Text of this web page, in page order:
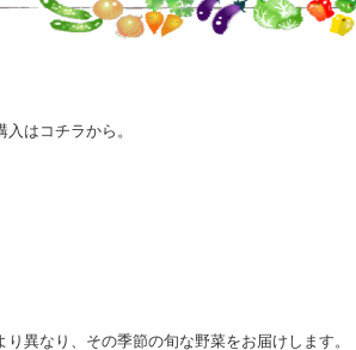
はコチラから。
異なり、その季節の旬な野菜をお届けします。